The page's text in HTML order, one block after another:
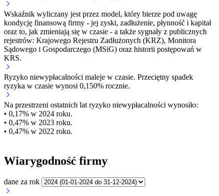
Wskaźnik wyliczany jest przez model, który bierze pod uwagę
kondycję finansową firmy - jej zyski, zadłużenie, płynność i kapitał
oraz to, jak zmieniają się w czasie - a także sygnały z publicznych
rejestrów: Krajowego Rejestru Zadłużonych (KRZ), Monitora
Sądowego i Gospodarczego (MSiG) oraz historii postępowań w
KRS.
Ryzyko niewypłacalności maleje w czasie. Przeciętny spadek
ryzyka w czasie wynosi 0,150% rocznie.
Na przestrzeni ostatnich lat ryzyko niewypłacalności wynosiło:
• 0,17% w 2024 roku.
• 0,47% w 2023 roku.
• 0,47% w 2022 roku.
Wiarygodność firmy
dane za rok